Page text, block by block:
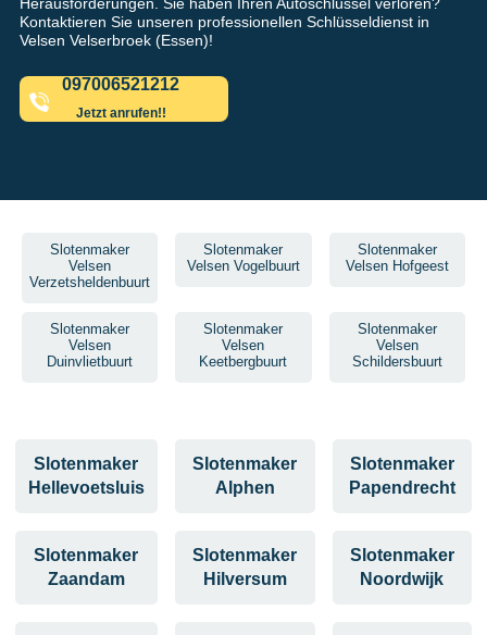
Kontaktieren Sie unseren professionellen Schlüsseldienst in
Velsen Velserbroek (Essen)!
097006521212
Jetzt anrufen!!
Slotenmaker
Velsen
Verzetsheldenbuurt
Slotenmaker
Velsen Vogelbuurt
Slotenmaker
Velsen Hofgeest
Slotenmaker
Velsen
Duinvlietbuurt
Slotenmaker
Velsen
Keetbergbuurt
Slotenmaker
Velsen
Schildersbuurt
Slotenmaker
Hellevoetsluis
Slotenmaker
Alphen
Slotenmaker
Papendrecht
Slotenmaker
Zaandam
Slotenmaker
Hilversum
Slotenmaker
Noordwijk